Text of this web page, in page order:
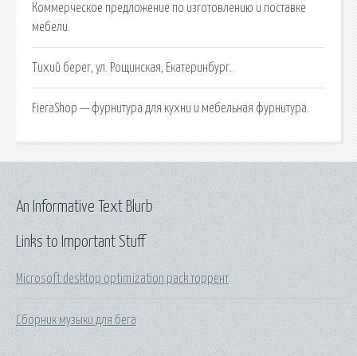
Коммерческое предложение по изготовлению и поставке
мебели.
Тихий берег, ул. Рощинская, Екатеринбург.
FieraShop — фурнитура для кухни и мебельная фурнитура.
Links to Important Stuff
Microsoft desktop optimization pack торрент
Сборник музыки для бега
An Informative Text Blurb